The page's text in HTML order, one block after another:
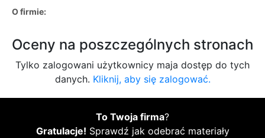
O firmie:
Oceny na poszczególnych stronach
Tylko zalogowani użytkownicy maja dostęp do tych
danych. Kliknij, aby się zalogować.
To Twoja firma?
Gratulacje! Sprawdź jak odebrać materiały